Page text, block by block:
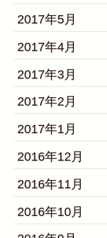
2017年5月
2017年4月
2017年3月
2017年2月
2017年1月
2016年12月
2016年11月
2016年10月